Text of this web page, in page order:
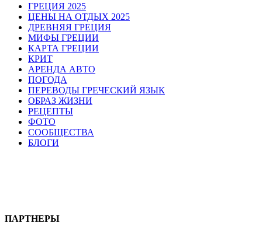
ГРЕЦИЯ 2025
ЦЕНЫ НА ОТДЫХ 2025
ДРЕВНЯЯ ГРЕЦИЯ
МИФЫ ГРЕЦИИ
КАРТА ГРЕЦИИ
КРИТ
АРЕНДА АВТО
ПОГОДА
ПЕРЕВОДЫ ГРЕЧЕСКИЙ ЯЗЫК
ОБРАЗ ЖИЗНИ
РЕЦЕПТЫ
ФОТО
СООБЩЕСТВА
БЛОГИ
ПАРТНЕРЫ